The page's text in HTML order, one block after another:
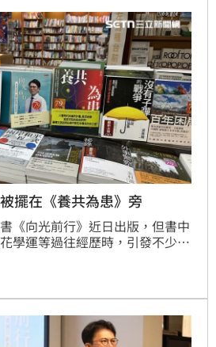
老是輸。他還說，自己現在的心
，被狗咬到」。
擺在《養共為患》旁
《向光前行》近日出版，但書中
學運等過往經歷時，引發不少爭
謊家》等書籍旁邊，有如暗酸黃
段上的書店，確實將《向光前
》旁。據店家說法，政治相關書
隨意陳列，沒有刻意安排特定位